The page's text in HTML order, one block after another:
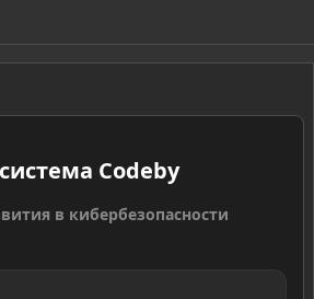
Codeby
в кибербезопасности